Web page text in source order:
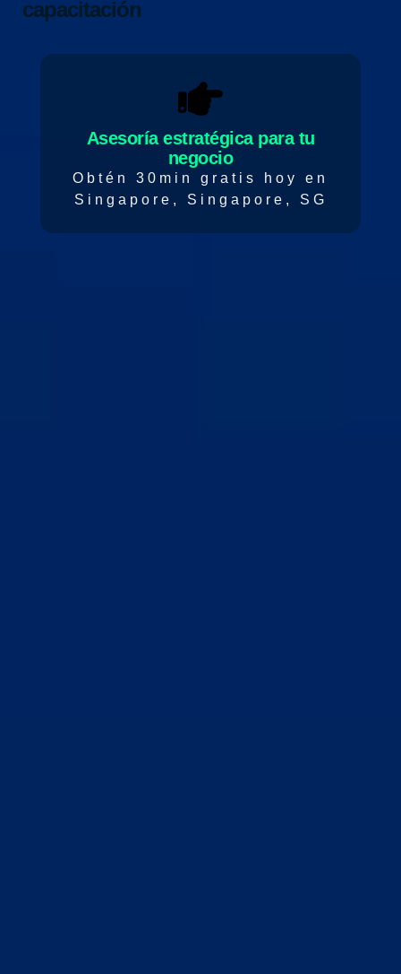
capacitación
Asesoría estratégica para tu
negocio
Obtén 30min gratis hoy en
Singapore, Singapore, SG